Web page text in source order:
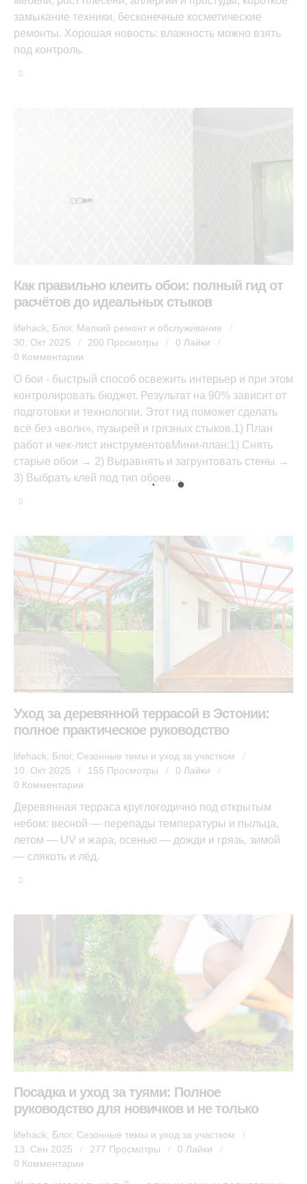
замыкание техники, бесконечные косметические
ремонты. Хорошая новость: влажность можно взять
под контроль.
Как правильно клеить обои: полный гид от
расчётов до идеальных стыков
lifehack Блог, Мелкий ремонт и обслуживание
30. Окт 2025
200 Просмотры 0 Лайки
0 Комментарии
О бои - быстрый способ освежить интерьер и при этом
контролировать бюджет. Результат на 90% зависит от
подготовки и технологии. Этот гид поможет сделать
всё без «волн», пузырей и грязных стыков.1) План
работ и чек-лист инструментовМини-план:1) Снять
старые обои → 2) Выравнять и загрунтовать стены →
3) Выбрать клей под тип обоев…
Уход за деревянной террасой в Эстонии:
полное практическое руководство
lifehack Блог, Сезонные темы и уход за участком
10. Окт 2025
155 Просмотры 0 Лайки
0 Комментарии
Деревянная терраса круглогодично под открытым
небом: весной — перепады температуры и пыльца,
летом — UV и жара, осенью — дожди и грязь, зимой
— слякоть и лёд.
Посадка и уход за туями: Полное
руководство для новичков и не только
lifehack Блог, Сезонные темы и уход за участком
13. Сен 2025
277 Просмотры 0 Лайки
0 Комментарии